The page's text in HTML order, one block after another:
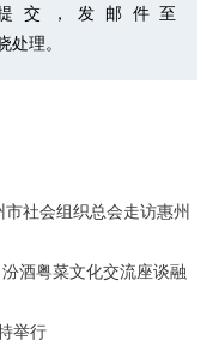
交，发邮件至
理。
社会组织总会走访惠州
酒粤菜文化交流座谈融
举行